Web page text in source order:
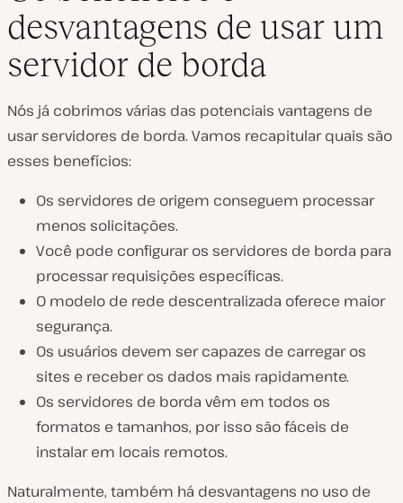
desvantagens de usar um
servidor de borda
Nós já cobrimos várias das potenciais vantagens de
usar servidores de borda. Vamos recapitular quais são
esses benefícios:
Os servidores de origem conseguem processar
menos solicitações.
Você pode configurar os servidores de borda para
processar requisições específicas.
O modelo de rede descentralizada oferece maior
segurança.
Os usuários devem ser capazes de carregar os
sites e receber os dados mais rapidamente.
Os servidores de borda vêm em todos os
formatos e tamanhos, por isso são fáceis de
instalar em locais remotos.
Naturalmente, também há desvantagens no uso de